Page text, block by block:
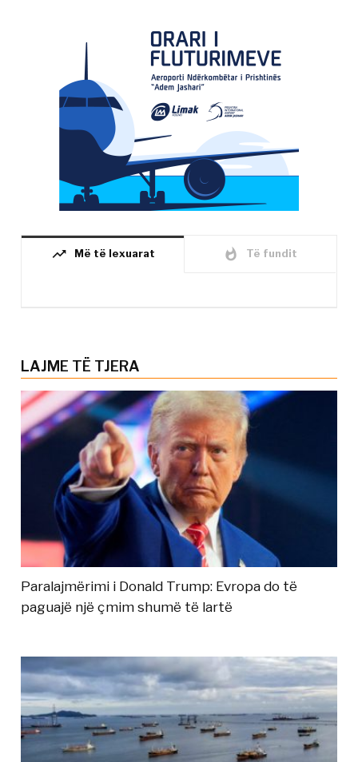
trending_up Më të lexuarat whatshot Të fundit
LAJME TË TJERA
Paralajmërimi i Donald Trump: Evropa do të
paguajë një çmim shumë të lartë